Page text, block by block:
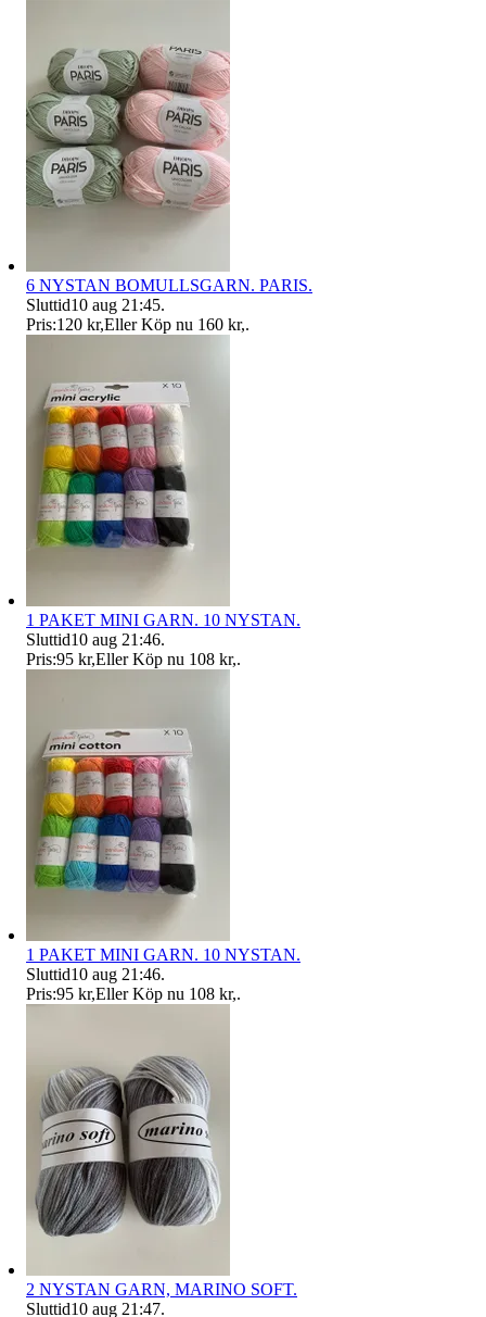
6 NYSTAN BOMULLSGARN. PARIS.
Sluttid10 aug 21:45.
Pris:120 kr,Eller Köp nu 160 kr,.
1 PAKET MINI GARN. 10 NYSTAN.
Sluttid10 aug 21:46.
Pris:95 kr,Eller Köp nu 108 kr,.
1 PAKET MINI GARN. 10 NYSTAN.
Sluttid10 aug 21:46.
Pris:95 kr,Eller Köp nu 108 kr,.
2 NYSTAN GARN, MARINO SOFT.
Sluttid10 aug 21:47.